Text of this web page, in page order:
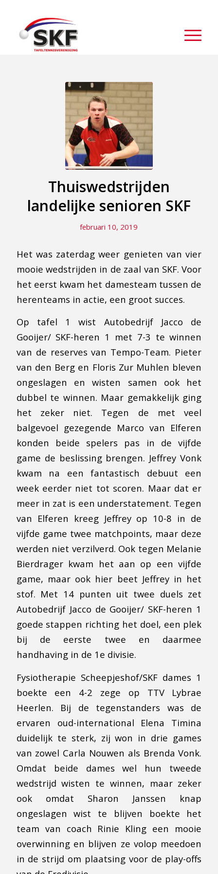
Thuiswedstrijden
landelijke senioren SKF
februari 10, 2019
Het was zaterdag weer genieten van vier
mooie wedstrijden in de zaal van SKF. Voor
het eerst kwam het damesteam tussen de
herenteams in actie, een groot succes.
Op tafel 1 wist Autobedrijf Jacco de
Gooijer/ SKF-heren 1 met 7-3 te winnen
van de reserves van Tempo-Team. Pieter
van den Berg en Floris Zur Muhlen bleven
ongeslagen en wisten samen ook het
dubbel te winnen. Maar gemakkelijk ging
het zeker niet. Tegen de met veel
balgevoel gezegende Marco van Elferen
konden beide spelers pas in de vijfde
game de beslissing brengen. Jeffrey Vonk
kwam na een fantastisch debuut een
week eerder niet tot scoren. Maar dat er
meer in zat is een understatement. Tegen
van Elferen kreeg Jeffrey op 10-8 in de
vijfde game twee matchpoints, maar deze
werden niet verzilverd. Ook tegen Melanie
Bierdrager kwam het aan op een vijfde
game, maar ook hier beet Jeffrey in het
stof. Met 14 punten uit twee duels zet
Autobedrijf Jacco de Gooijer/ SKF-heren 1
goede stappen richting het doel, een plek
bij de eerste twee en daarmee
handhaving in de 1e divisie.
Fysiotherapie Scheepjeshof/SKF dames 1
boekte een 4-2 zege op TTV Lybrae
Heerlen. Bij de tegenstanders was de
ervaren oud-international Elena Timina
duidelijk te sterk, zij won in drie games
van zowel Carla Nouwen als Brenda Vonk.
Omdat beide dames wel hun tweede
wedstrijd wisten te winnen, maar zeker
ook omdat Sharon Janssen knap
ongeslagen wist te blijven boekte het
team van coach Rinie Kling een mooie
overwinning en blijven ze volop meedoen
in de strijd om plaatsing voor de play-offs